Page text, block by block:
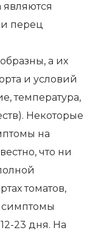
перец
а их
и условий
температура,
Некоторые
на
что ни
томатов,
23 дня. На